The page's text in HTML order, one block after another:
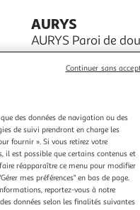
AURYS
AURYS Paroi de
Timeless 8 mm
La paroi de douche
pour votre salle de
une touche de
Vendu parM25
des données de navigation ou des
de suivi prendront en charge les
fournir ». Si vous retirez votre
il est possible que certains contenus et
réapparaître ce menu pour modifier
mes préférences" en bas de page.
reportez-vous à notre
données selon les finalités suivantes
Continuer sans